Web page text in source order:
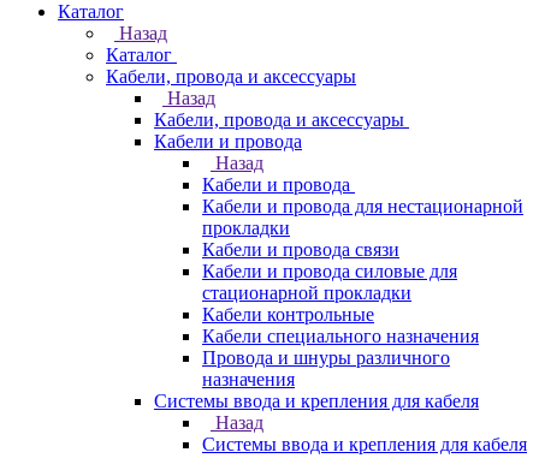
Каталог
Назад
Каталог
Кабели, провода и аксессуары
Назад
Кабели, провода и аксессуары
Кабели и провода
Назад
Кабели и провода
Кабели и провода для нестационарной
прокладки
Кабели и провода связи
Кабели и провода силовые для
стационарной прокладки
Кабели контрольные
Кабели специального назначения
Провода и шнуры различного
назначения
Системы ввода и крепления для кабеля
Назад
Системы ввода и крепления для кабеля